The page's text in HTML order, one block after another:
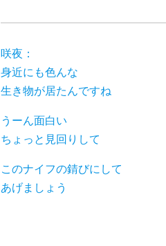
咲夜：
身近にも色んな
生き物が居たんですね
うーん面白い
ちょっと見回りして
このナイフの錆びにして
あげましょう